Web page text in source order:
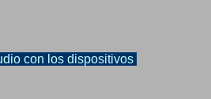
con los dispositivos